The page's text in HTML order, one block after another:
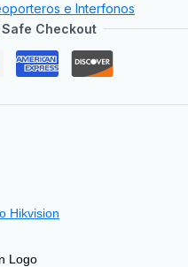
e Interfonos
Checkout